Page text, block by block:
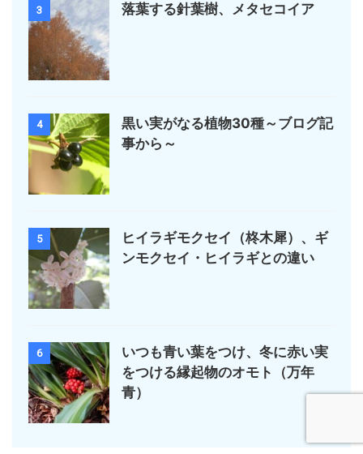
3 落葉する針葉樹、メタセコイア
4
黒い実がなる植物30種～ブログ記
事から～
5
ヒイラギモクセイ（柊木犀）、ギ
ンモクセイ・ヒイラギとの違い
6
いつも青い葉をつけ、冬に赤い実
をつける縁起物のオモト（万年
青）